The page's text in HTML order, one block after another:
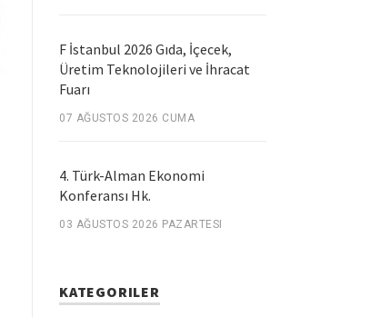
F İstanbul 2026 Gıda, İçecek,
Üretim Teknolojileri ve İhracat
Fuarı
07 AĞUSTOS 2026 CUMA
4. Türk-Alman Ekonomi
Konferansı Hk.
03 AĞUSTOS 2026 PAZARTESI
KATEGORILER